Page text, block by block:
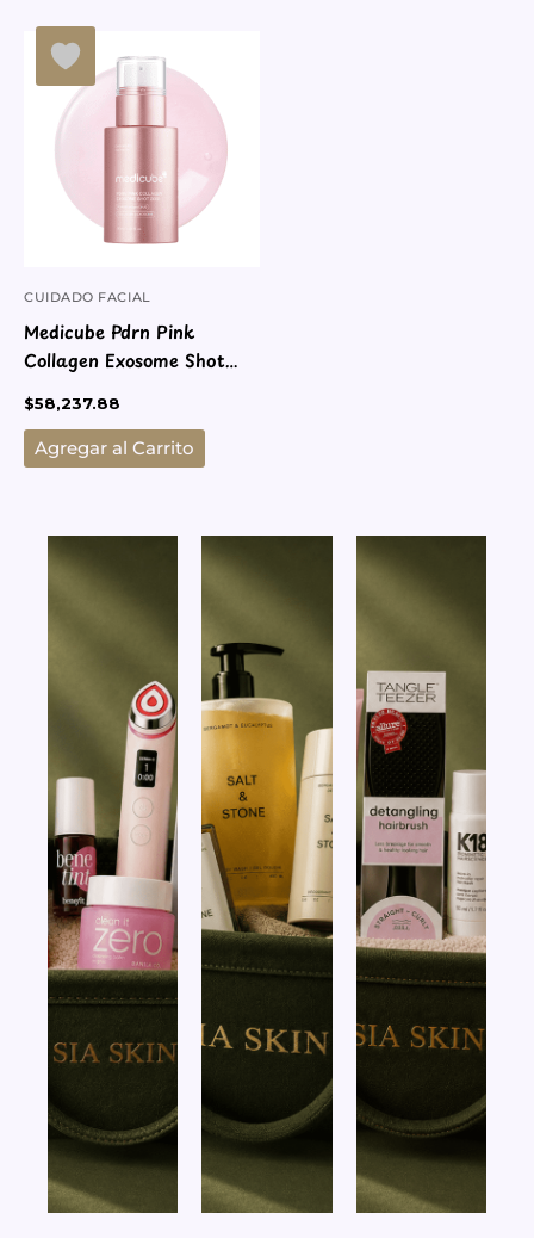
CUIDADO FACIAL
Medicube Pdrn Pink
Collagen Exosome Shot
$58,237.88
Agregar al Carrito